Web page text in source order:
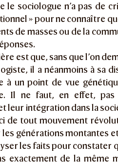
le sociologue n’a pas de
» pour ne connaître
de masses ou de la
est que, sans que l’on
il a néanmoins à sa
à un point de vue
Il ne faut, en effet,
leur intégration dans la
de tout mouvement
les générations montantes
les faits pour constater
exactement de la même